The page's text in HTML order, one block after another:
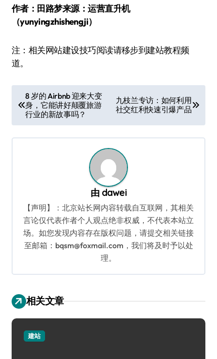
作者：田路梦来源：运营直升机
（yunyingzhishengji）
注：相关网站建设技巧阅读请移步到建站教程频
道。
章
导
航
8 岁的 Airbnb 迎来大变
身，它能讲好颠覆旅游
行业的新故事吗？
九枝兰专访：如何利用
社交红利快速引爆产品
由 dawei
【声明】：北京站长网内容转载自互联网，其相关
言论仅代表作者个人观点绝非权威，不代表本站立
场。如您发现内容存在版权问题，请提交相关链接
至邮箱：bqsm@foxmail.com，我们将及时予以处
理。
相关文章
建站